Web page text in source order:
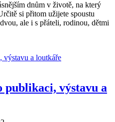
dnům v životě, na který
si přitom užijete spoustu
ale i s přáteli, rodinou, dětmi
publikaci, výstavu a